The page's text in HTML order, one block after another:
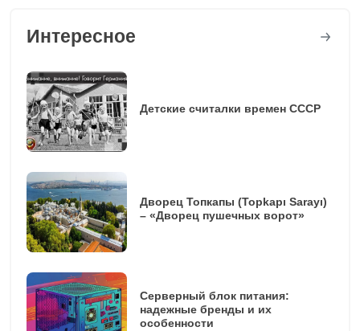
Интересное
Детские считалки времен СССР
Дворец Топкапы (Topkapı Sarayı)
– «Дворец пушечных ворот»
Серверный блок питания:
надежные бренды и их
особенности